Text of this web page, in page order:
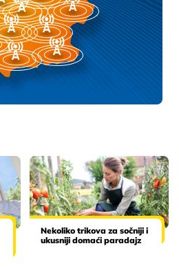
Nekoliko trikova za sočniji i
ukusniji domaći paradajz